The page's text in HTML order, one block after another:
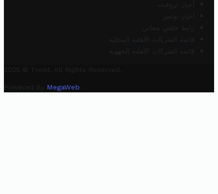
أخبار تروفيت
أخبار تونس
رابط خلفي مجاني
قائمة الشركات الأهلية المحلية
قائمة الشركات الأهلية الجهوية
2025 © Trovit. All Rights Reserved.
Powered By MegaWeb